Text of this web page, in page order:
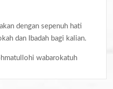
dengan sepenuh hati
dan Ibadah bagi kalian.
wabarokatuh